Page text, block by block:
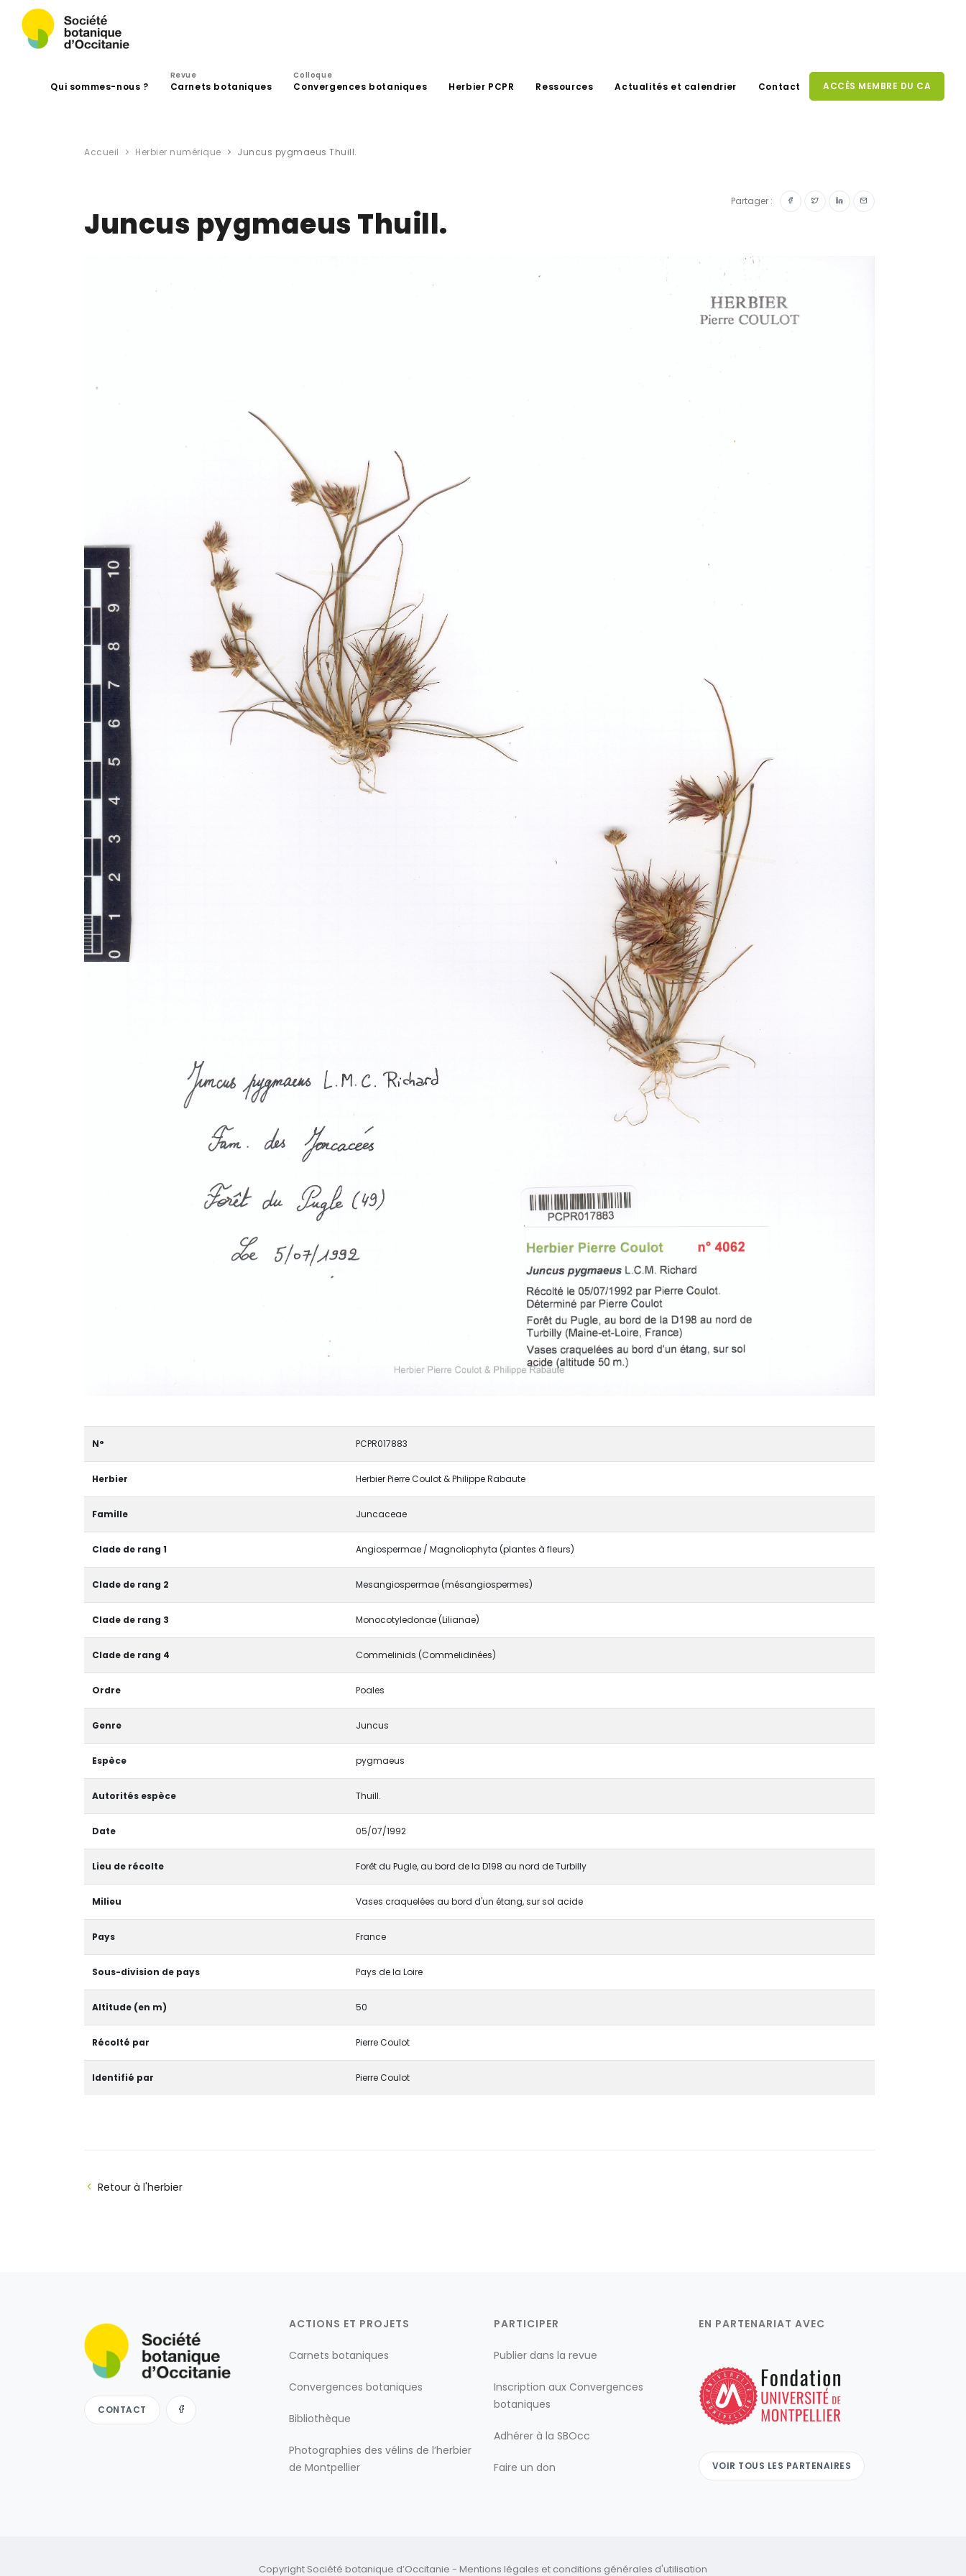
Qui sommes-nous ?
Revue
Carnets botaniques
Colloque
Convergences botaniques Herbier PCPR Ressources Actualités et calendrier Contact ACCÈS MEMBRE DU CA
Accueil Herbier numérique Juncus pygmaeus Thuill.
Partager :
Juncus pygmaeus Thuill.
N° PCPR017883
Herbier Herbier Pierre Coulot & Philippe Rabaute
Famille Juncaceae
Clade de rang 1 Angiospermae / Magnoliophyta (plantes à fleurs)
Clade de rang 2 Mesangiospermae (mésangiospermes)
Clade de rang 3 Monocotyledonae (Lilianae)
Clade de rang 4 Commelinids (Commelidinées)
Ordre Poales
Genre Juncus
Espèce pygmaeus
Autorités espèce Thuill.
Date 05/07/1992
Lieu de récolte Forêt du Pugle, au bord de la D198 au nord de Turbilly
Milieu Vases craquelées au bord d'un étang, sur sol acide
Pays France
Sous-division de pays Pays de la Loire
Altitude (en m) 50
Récolté par Pierre Coulot
Identifié par Pierre Coulot
Retour à l'herbier
CONTACT
ACTIONS ET PROJETS
Carnets botaniques
Convergences botaniques
Bibliothèque
Photographies des vélins de l’herbier
de Montpellier
PARTICIPER
Publier dans la revue
Inscription aux Convergences
botaniques
Adhérer à la SBOcc
Faire un don
EN PARTENARIAT AVEC
VOIR TOUS LES PARTENAIRES
Copyright Société botanique d’Occitanie - Mentions légales et conditions générales d'utilisation